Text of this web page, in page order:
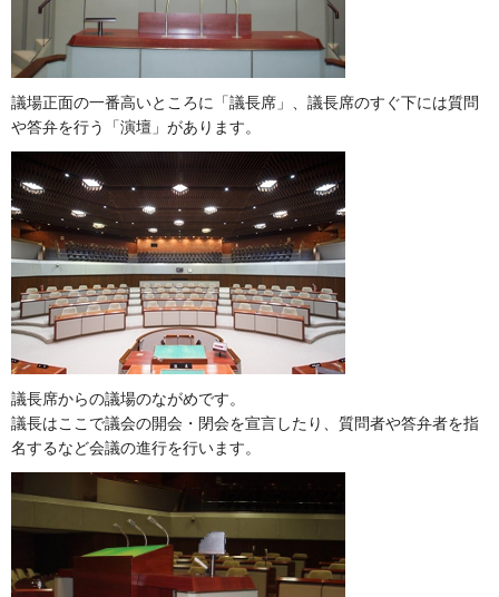
議場正面の一番高いところに「議長席」、議長席のすぐ下には質問
や答弁を行う「演壇」があります。
議長席からの議場のながめです。
議長はここで議会の開会・閉会を宣言したり、質問者や答弁者を指
名するなど会議の進行を行います。